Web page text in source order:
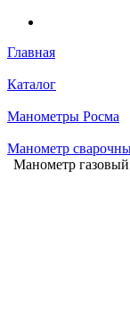
Главная
Каталог
Манометры Росма
Манометр
Манометр